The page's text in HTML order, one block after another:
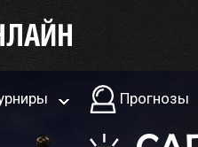
Прогнозы